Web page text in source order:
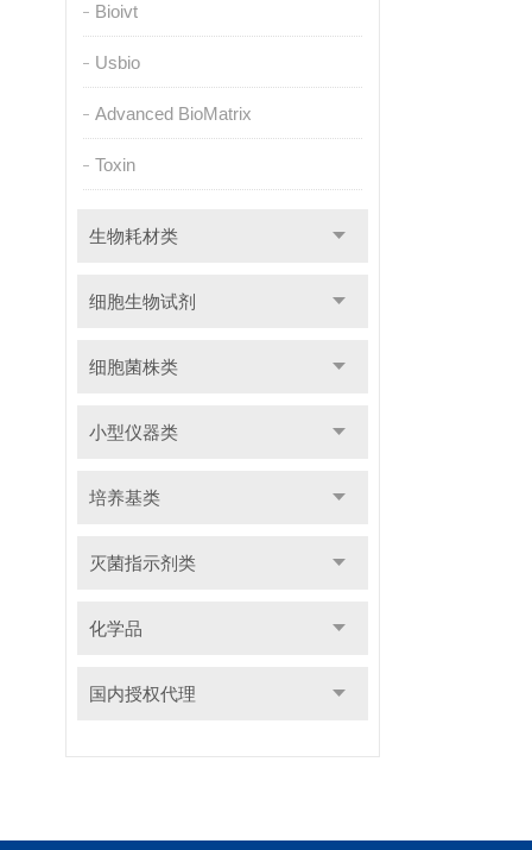
Bioivt
Usbio
Advanced BioMatrix
Toxin
生物耗材类
细胞生物试剂
细胞菌株类
小型仪器类
培养基类
灭菌指示剂类
化学品
国内授权代理